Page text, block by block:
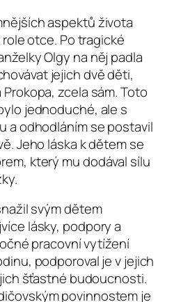
aspektů života
otce. Po tragické
Olgy na něj padla
jejich dvě děti,
zcela sám. Toto
jednoduché, ale s
a odhodláním se postavil
Jeho láska k dětem se
který mu dodával sílu
svým dětem
lásky, podpory a
pracovní vytížení
podporoval je v jejich
šťastné budoucnosti.
povinnostem je